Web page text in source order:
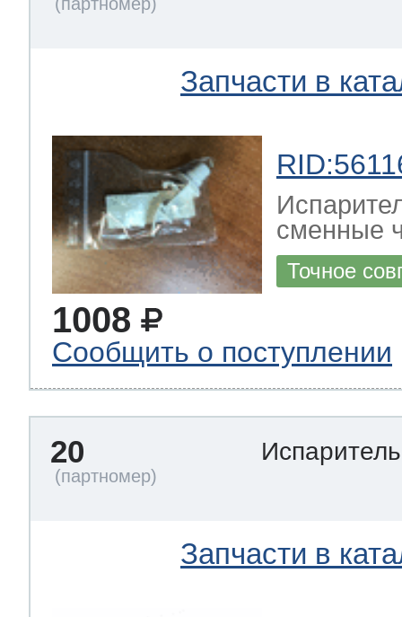
Запчасти в
сменные
Точное
1008
Сообщить о поступлении
20
Запчасти в